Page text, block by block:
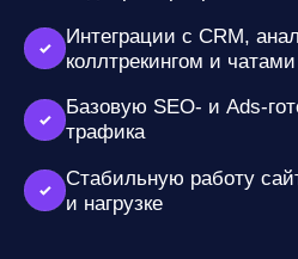
Интеграции с CRM,
коллтрекингом и чатами
Базовую SEO- и Ads-
трафика
Стабильную работу
и нагрузке